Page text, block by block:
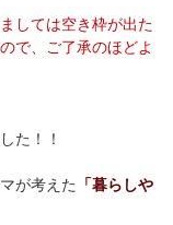
しては空き枠が出た
で、ご了承のほどよ
た！！
が考えた
「暮らしや